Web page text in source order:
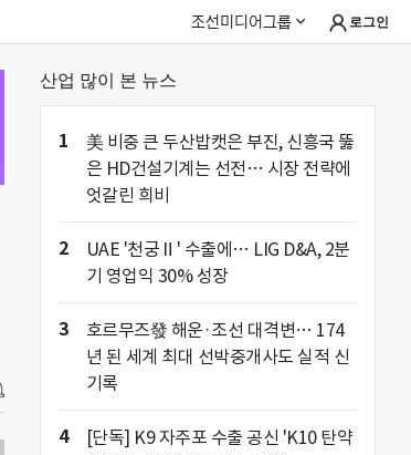
조선미디어그룹 로그인
산업 많이 본 뉴스